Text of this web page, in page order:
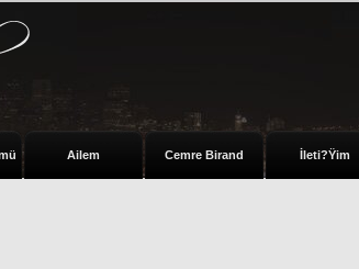
Ailem Cemre Birand İleti?Ÿim